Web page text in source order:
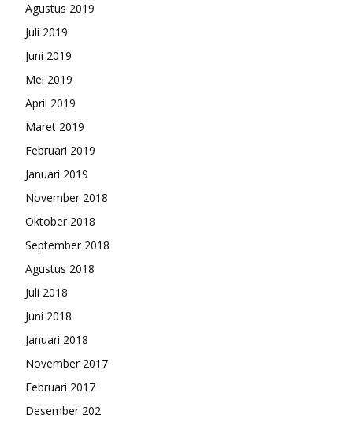
Agustus 2019
Juli 2019
Juni 2019
Mei 2019
April 2019
Maret 2019
Februari 2019
Januari 2019
November 2018
Oktober 2018
September 2018
Agustus 2018
Juli 2018
Juni 2018
Januari 2018
November 2017
Februari 2017
Desember 202